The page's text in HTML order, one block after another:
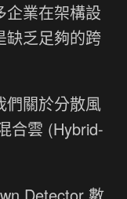
企業在架構設
缺乏足夠的跨
們關於分散風
合雲 (Hybrid-